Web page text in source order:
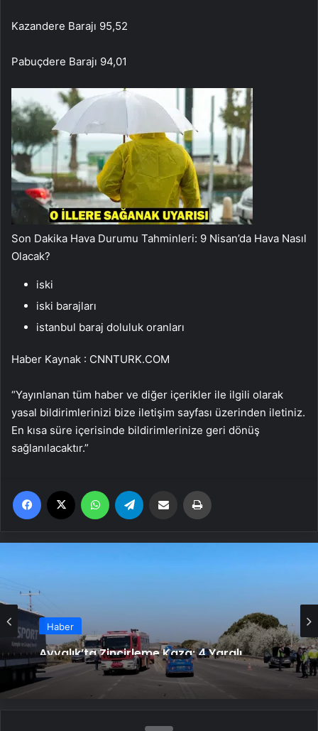
Kazandere Barajı 95,52
Pabuçdere Barajı 94,01
Son Dakika Hava Durumu Tahminleri: 9 Nisan’da Hava Nasıl
Olacak?
iski
iski barajları
istanbul baraj doluluk oranları
Haber Kaynak : CNNTURK.COM
“Yayınlanan tüm haber ve diğer içerikler ile ilgili olarak
yasal bildirimlerinizi bize iletişim sayfası üzerinden iletiniz.
En kısa süre içerisinde bildirimlerinize geri dönüş
sağlanılacaktır.”
Facebook WhatsApp Email'den paylaş
Haber
Ayvalık’ta Zincirleme Kaza: 4 Yaralı